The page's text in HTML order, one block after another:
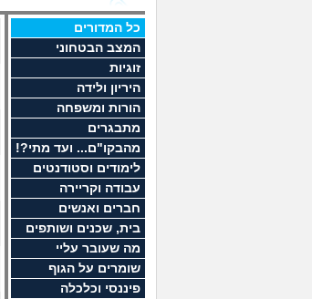
כל המדורים
המצב הבטחוני
זוגיות
היריון ולידה
הורות ומשפחה
מתבגרים
מהבקו"ם... ועד מתי?!
לימודים וסטודנטים
עבודה וקריירה
חברים ואנשים
בית, שכנים ושותפים
מה שעובר עליי
שומרים על הגוף
פיננסי וכלכלה